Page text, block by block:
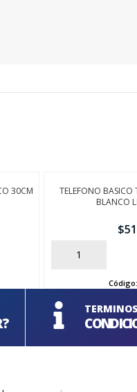
30CM
TELEFONO
BLANCO
$
AÑADIR
Código: